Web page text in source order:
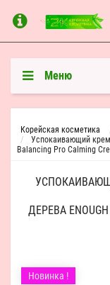
Меню
Корейская косметика
Успокаивающий крем
Balancing Pro Calming
ДЕРЕВА ENOUGH
Новинка !